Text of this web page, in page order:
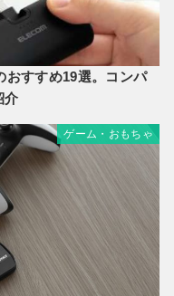
おすすめ19選。コンパ
介
ゲーム・おもちゃ